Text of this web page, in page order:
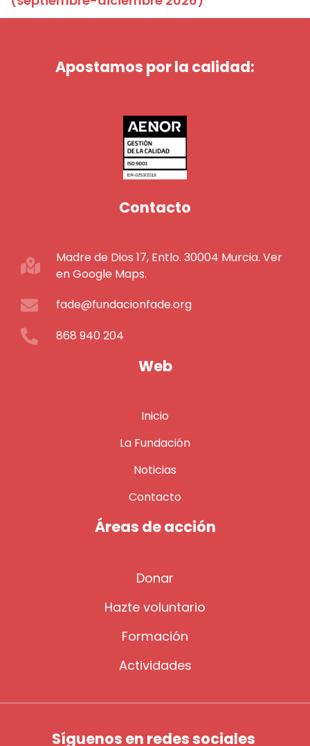
Apostamos por la calidad:
Contacto
Madre de Dios 17, Entlo. 30004 Murcia. Ver
en Google Maps.
fade@fundacionfade.org
868 940 204
Web
Inicio
La Fundación
Noticias
Contacto
Áreas de acción
Donar
Hazte voluntario
Formación
Actividades
Síguenos en redes sociales